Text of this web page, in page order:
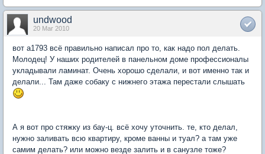
undwood
20 Mar 2010
вот а1793 всё правильно написал про то, как надо пол делать.
Молодец! У наших родителей в панельном доме профессионалы
укладывали ламинат. Очень хорошо сделали, и вот именно так и
делали... Там даже собаку с нижнего этажа перестали слышать
А я вот про стяжку из бау-ц. всё хочу уточнить. те, кто делал,
нужно заливать всю квартиру, кроме ванны и туал? а там уже
самим делать? или можно везде залить и в санузле тоже?